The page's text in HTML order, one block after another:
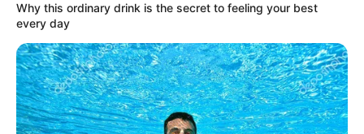
Why this ordinary drink is the secret to feeling your best
every day